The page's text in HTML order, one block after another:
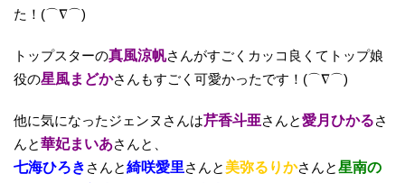
た！(⌒∇⌒)
トップスターの真風涼帆さんがすごくカッコ良くてトップ娘
役の星風まどかさんもすごく可愛かったです！(⌒∇⌒)
他に気になったジェンヌさんは芹香斗亜さんと愛月ひかるさ
んと華妃まいあさんと、
七海ひろき さんと綺咲愛里さんと 美弥るりかさんと星南の